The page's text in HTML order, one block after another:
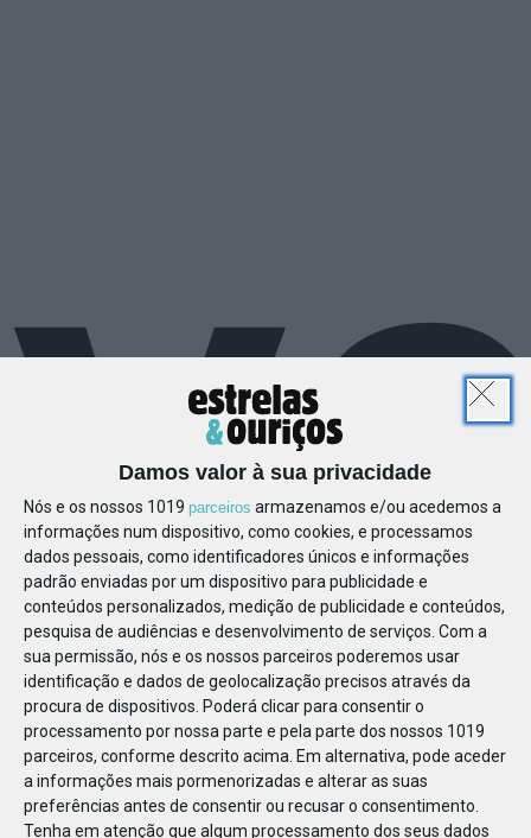
Damos valor à sua privacidade
Nós e os nossos 1019 parceiros armazenamos e/ou acedemos a
informações num dispositivo, como cookies, e processamos
dados pessoais, como identificadores únicos e informações
padrão enviadas por um dispositivo para publicidade e
conteúdos personalizados, medição de publicidade e conteúdos,
pesquisa de audiências e desenvolvimento de serviços. Com a
sua permissão, nós e os nossos parceiros poderemos usar
identificação e dados de geolocalização precisos através da
procura de dispositivos. Poderá clicar para consentir o
processamento por nossa parte e pela parte dos nossos 1019
parceiros, conforme descrito acima. Em alternativa, pode aceder
a informações mais pormenorizadas e alterar as suas
preferências antes de consentir ou recusar o consentimento.
Tenha em atenção que algum processamento dos seus dados